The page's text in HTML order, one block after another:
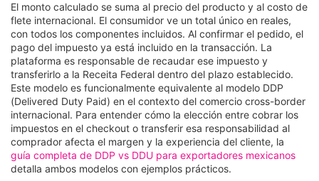
El monto calculado se suma al precio del producto y al costo de
flete internacional. El consumidor ve un total único en reales,
con todos los componentes incluidos. Al confirmar el pedido, el
pago del impuesto ya está incluido en la transacción. La
plataforma es responsable de recaudar ese impuesto y
transferirlo a la Receita Federal dentro del plazo establecido.
Este modelo es funcionalmente equivalente al modelo DDP
(Delivered Duty Paid) en el contexto del comercio cross-border
internacional. Para entender cómo la elección entre cobrar los
impuestos en el checkout o transferir esa responsabilidad al
comprador afecta el margen y la experiencia del cliente, la
guía completa de DDP vs DDU para exportadores mexicanos
detalla ambos modelos con ejemplos prácticos.